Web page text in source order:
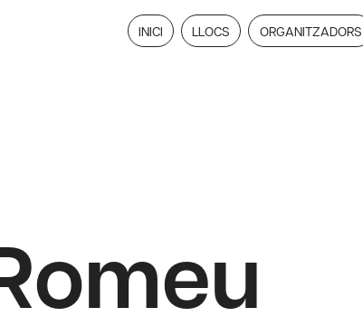
INICI LLOCS ORGANITZADORS